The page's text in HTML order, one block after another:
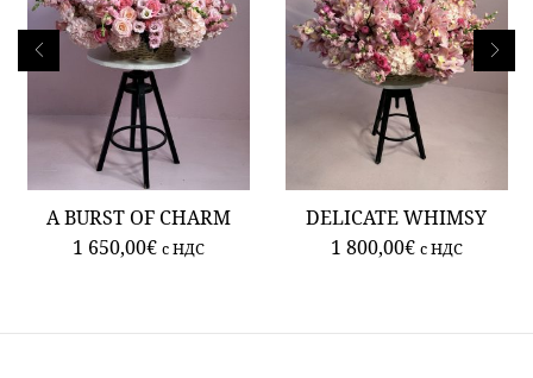
A BURST OF CHARM
1 650,00€ c НДС
DELICATE WHIMSY
1 800,00€ c НДС